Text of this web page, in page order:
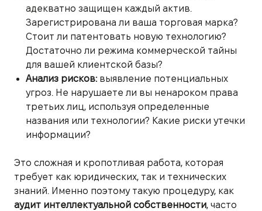
адекватно защищен каждый актив.
Зарегистрирована ли ваша торговая марка?
Стоит ли патентовать новую технологию?
Достаточно ли режима коммерческой тайны
для вашей клиентской базы?
Анализ рисков:выявление потенциальных
угроз. Не нарушаете ли вы ненароком права
третьих лиц, используя определенные
названия или технологии? Какие риски утечки
информации?
Это сложная и кропотливая работа, которая
требует как юридических, так и технических
знаний. Именно поэтому такую процедуру, как
аудит интеллектуальной собственности, часто